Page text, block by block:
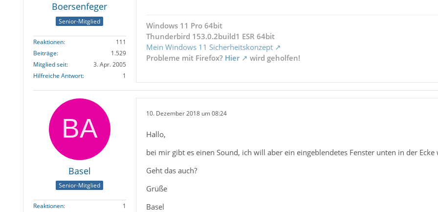
Boersenfeger
Senior-Mitglied
Reaktionen
111
Beiträge
1.529
Mitglied seit
3. Apr. 2005
Hilfreiche Antwort
1
Windows 11 Pro 64bit
Thunderbird 153.0.2build1 ESR 64bit
Mein Windows 11 Sicherheitskonzept
Probleme mit Firefox? Hier wird geholfen!
Basel
Senior-Mitglied
Reaktionen
1
10. Dezember 2018 um 08:24
Hallo,
bei mir gibt es einen Sound, ich will aber ein eingeblendetes Fenster unten in der Ecke
Geht das auch?
Grüße
Basel